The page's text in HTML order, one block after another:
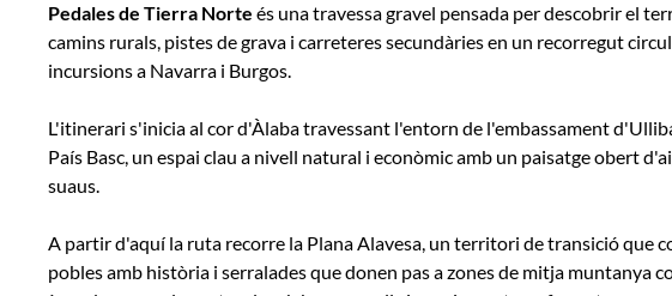
tècnica
Pedales de Tierra Norte és una travessa gravel pensada per descobrir el
camins rurals, pistes de grava i carreteres secundàries en un recorregut
incursions a Navarra i Burgos.
L'itinerari s'inicia al cor d'Àlaba travessant l'entorn de l'embassament
País Basc, un espai clau a nivell natural i econòmic amb un paisatge obert
suaus.
A partir d'aquí la ruta recorre la Plana Alavesa, un territori de transició que
pobles amb història i serralades que donen pas a zones de mitja muntanya